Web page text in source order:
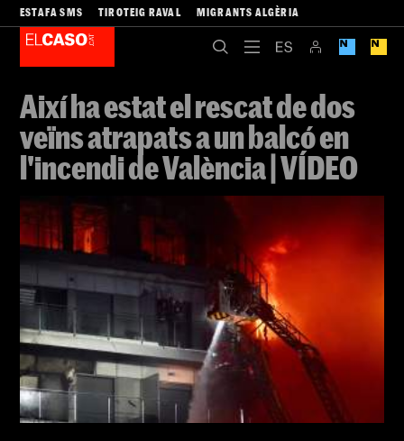
ESTAFA SMS TIROTEIG RAVAL MIGRANTS ALGÈRIA
Així ha estat el rescat de dos
veïns atrapats a un balcó en
l'incendi de València | VÍDEO